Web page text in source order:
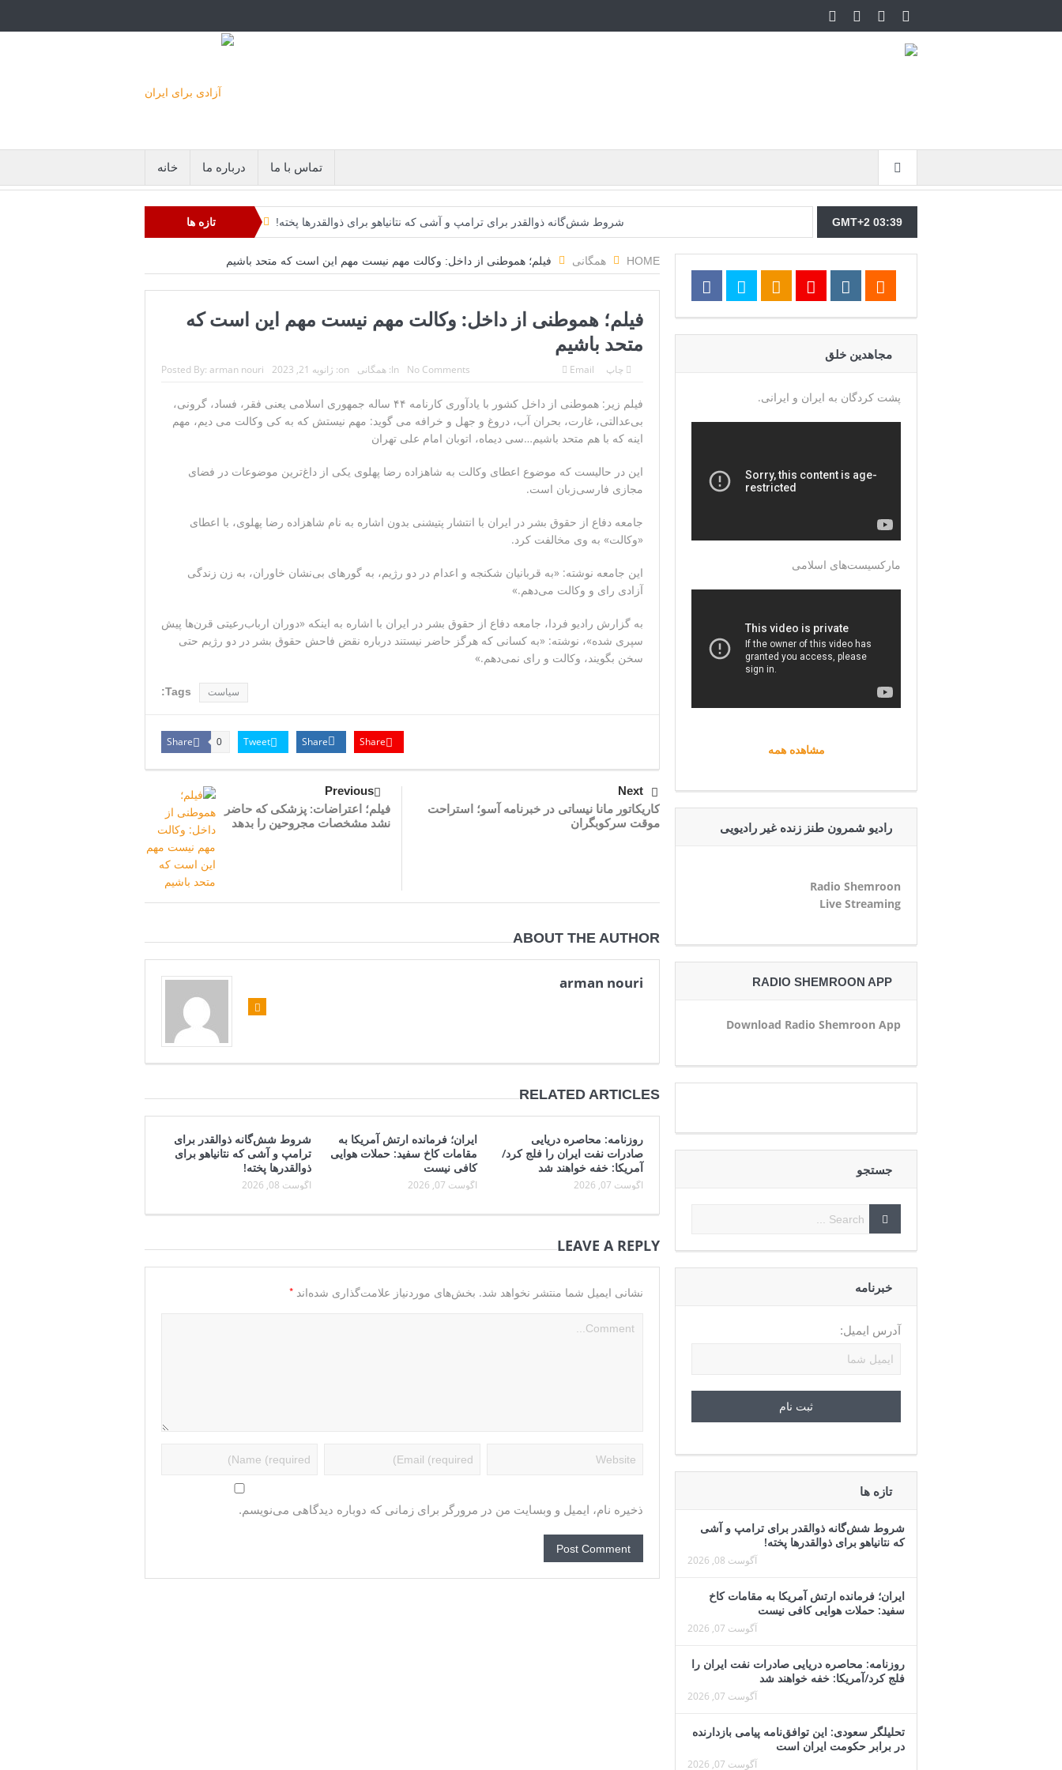
خانه درباره ما تماس با ما
تازه ها شروط شش‌گانه ذوالقدر برای ترامپ و آشی که نتانیاهو برای ذوالقدرها پخته!
ایران؛ فرمانده ارتش آمریکا به مقامات کاخ سفید: حملات هوایی کافی نیست
تحلیلگر سعودی: این توافق‌نامه پیامی بازدارنده در برابر حکومت ایران است
مقام آمریکایی: تصورِ بازنده بودن برای ترامپ غیرقابل‌تحمل است+فیلم: تحلیل
مقامات آمریکایی: برخی گزارش‌ها موجب گستاخ‌تر شدن حکومت ایران خواهد شد
خبرگزاری سپاه پاسداران: رهگیری اهداف متخاصم در نزدیکی جزیره قشم
تحلیلگر حکومتی: تفاهم هرمز پایان بحران نیست؛ خطر جنگ همچنان پابرجاست
مقاله: اپوزیسیون بی‌راه‌حل؛ وقتی دشمنی با پهلوی جای نجات ایران را می‌گیرد
GMT+2 03:39
HOME همگانی فیلم؛ هموطنی از داخل: وکالت مهم نیست مهم این است که متحد باشیم
فیلم؛ هموطنی از داخل: وکالت مهم نیست مهم این است که
متحد باشیم
Posted By: arman nouri on: ژانویه 21, 2023 In: همگانی No Comments چاپ Email
فیلم زیر: هموطنی از داخل کشور با یادآوری کارنامه ۴۴ ساله جمهوری اسلامی یعنی فقر، فساد، گرونی،
بی‌عدالتی، غارت، بحران آب، دروغ و جهل و خرافه می گوید: مهم نیستش که به کی وکالت می دیم، مهم
اینه که با هم متحد باشیم…سی دیماه، اتوبان امام علی تهران
این در حالیست که موضوع اعطای وکالت به شاهزاده رضا پهلوی یکی از داغ‌ترین موضوعات در فضای
مجازی فارسی‌زبان است.
جامعه‌ دفاع از حقوق بشر در ایران با انتشار پتیشنی بدون اشاره به نام شاهزاده رضا پهلوی، با اعطای
«وکالت» به وی مخالفت کرد.
این جامعه نوشته: «به قربانیان شکنجه و اعدام در دو رژیم، به گورهای بی‌نشان خاوران، به زن زندگی
آزادی رای و وکالت می‌دهم.»
به گزارش رادیو فردا، جامعه‌ دفاع از حقوق بشر در ایران با اشاره به اینکه «دوران ارباب‌رعیتی قرن‌ها پیش
سپری شده»، نوشته: «به کسانی که هرگز حاضر نیستند درباره‌‌ نقض فاحش حقوق بشر در دو رژیم حتی
سخن بگویند، وکالت و رای نمی‌دهم.»
Tags: سیاست
Share 0 Tweet Share Share
Previous
فیلم؛ اعتراضات: پزشکی که حاضر
نشد مشخصات مجروحین را بدهد
Next
کاریکاتور مانا نیساتی در خبرنامه آسو؛ استراحت
موقت سرکوبگران
ABOUT THE AUTHOR
arman nouri
RELATED ARTICLES
شروط شش‌گانه ذوالقدر برای
ترامپ و آشی که نتانیاهو برای
ذوالقدرها پخته!
آگوست 08, 2026
ایران؛ فرمانده ارتش آمریکا به
مقامات کاخ سفید: حملات هوایی
کافی نیست
آگوست 07, 2026
روزنامه: محاصره دریایی
صادرات نفت ایران را فلج کرد/
آمریکا: خفه خواهند شد
آگوست 07, 2026
LEAVE A REPLY
نشانی ایمیل شما منتشر نخواهد شد. بخش‌های موردنیاز علامت‌گذاری شده‌اند *
ذخیره نام، ایمیل و وبسایت من در مرورگر برای زمانی که دوباره دیدگاهی می‌نویسم.
مجاهدین خلق
پشت کردگان به ایران و ایرانی.
مارکسیست‌های اسلامی
مشاهده همه
رادیو شمرون طنز زنده غیر رادیویی
Radio Shemroon
Live Streaming
RADIO SHEMROON APP
Download Radio Shemroon App
جستجو
خبرنامه
آدرس ایمیل:
تازه ها
شروط شش‌گانه ذوالقدر برای ترامپ و آشی
که نتانیاهو برای ذوالقدرها پخته!
آگوست 08, 2026
ایران؛ فرمانده ارتش آمریکا به مقامات کاخ
سفید: حملات هوایی کافی نیست
آگوست 07, 2026
روزنامه: محاصره دریایی صادرات نفت ایران را
فلج کرد/آمریکا: خفه خواهند شد
آگوست 07, 2026
تحلیلگر سعودی: این توافق‌نامه پیامی بازدارنده
در برابر حکومت ایران است
آگوست 07, 2026